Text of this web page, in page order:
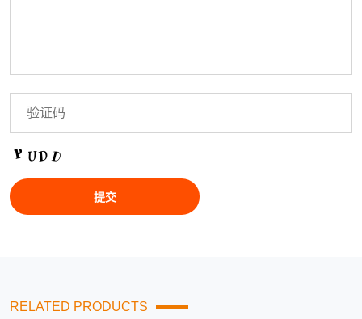
RELATED PRODUCTS